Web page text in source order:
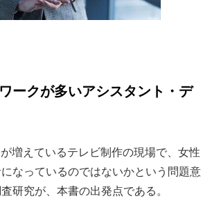
ークが多いアシスタント・デ
増えているテレビ制作の現場で、女性
なっているのではないかという問題意
研究が、本書の出発点である。